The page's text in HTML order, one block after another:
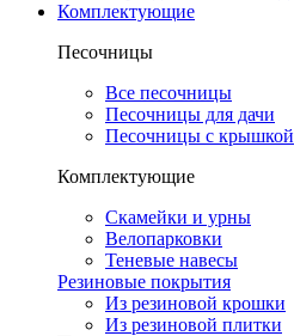
Комплектующие
Песочницы
Все песочницы
Песочницы для дачи
Песочницы с крышкой
Комплектующие
Скамейки и урны
Велопарковки
Теневые навесы
Резиновые покрытия
Из резиновой крошки
Из резиновой плитки